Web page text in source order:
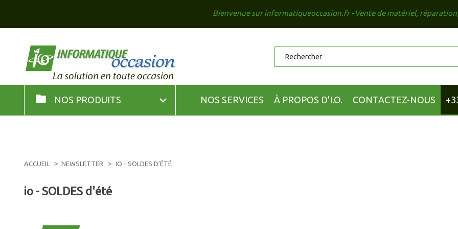
Bienvenue sur informatiqueoccasion.fr - Vente de matériel,
folder NOS PRODUITS  NOS SERVICES À PROPOS D'I.O. CONTACTEZ-NOUS
ACCUEIL NEWSLETTER IO - SOLDES D'ÉTÉ
io - SOLDES d'été